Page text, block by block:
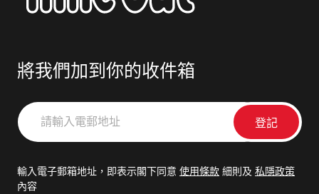
將我們加到你的收件箱
請
輸
郵
輸入電子郵箱地址，即表示閣下同意 使用條款 細則及 私隱政策
內容